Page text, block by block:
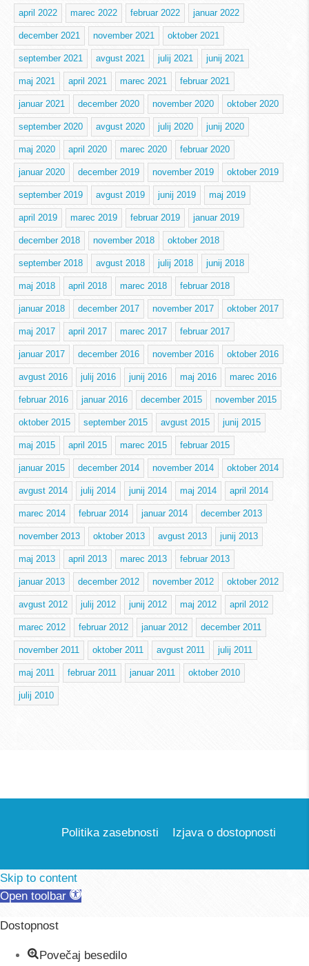
april 2022 marec 2022 februar 2022 januar 2022
december 2021 november 2021 oktober 2021
september 2021 avgust 2021 julij 2021 junij 2021
maj 2021 april 2021 marec 2021 februar 2021
januar 2021 december 2020 november 2020 oktober 2020
september 2020 avgust 2020 julij 2020 junij 2020
maj 2020 april 2020 marec 2020 februar 2020
januar 2020 december 2019 november 2019 oktober 2019
september 2019 avgust 2019 junij 2019 maj 2019
april 2019 marec 2019 februar 2019 januar 2019
december 2018 november 2018 oktober 2018
september 2018 avgust 2018 julij 2018 junij 2018
maj 2018 april 2018 marec 2018 februar 2018
januar 2018 december 2017 november 2017 oktober 2017
maj 2017 april 2017 marec 2017 februar 2017
januar 2017 december 2016 november 2016 oktober 2016
avgust 2016 julij 2016 junij 2016 maj 2016 marec 2016
februar 2016 januar 2016 december 2015 november 2015
oktober 2015 september 2015 avgust 2015 junij 2015
maj 2015 april 2015 marec 2015 februar 2015
januar 2015 december 2014 november 2014 oktober 2014
avgust 2014 julij 2014 junij 2014 maj 2014 april 2014
marec 2014 februar 2014 januar 2014 december 2013
november 2013 oktober 2013 avgust 2013 junij 2013
maj 2013 april 2013 marec 2013 februar 2013
januar 2013 december 2012 november 2012 oktober 2012
avgust 2012 julij 2012 junij 2012 maj 2012 april 2012
marec 2012 februar 2012 januar 2012 december 2011
november 2011 oktober 2011 avgust 2011 julij 2011
maj 2011 februar 2011 januar 2011 oktober 2010
julij 2010
Politika zasebnosti Izjava o dostopnosti
Skip to content
Open toolbar
Dostopnost
Povečaj besedilo